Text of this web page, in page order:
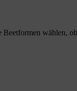
Beetformen wählen,